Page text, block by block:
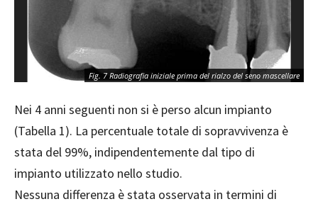
Fig. 7 Radiografia iniziale prima del rialzo del seno mascellare
Nei 4 anni seguenti non si è perso alcun impianto
(Tabella 1). La percentuale totale di sopravvivenza è
stata del 99%, indipendentemente dal tipo di
impianto utilizzato nello studio.
Nessuna differenza è stata osservata in termini di